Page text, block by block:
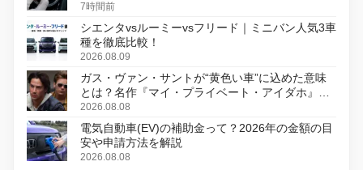
7時間前
シエンタvsルーミーvsフリード｜ミニバン人気3車
種を徹底比較！
2026.08.09
ガス・ヴァン・サントが“黄色い車”に込めた意味
とは？名作『マイ・プライベート・アイダホ』が
初のデジタルリマスター版で復活
2026.08.08
電気自動車(EV)の補助金って？2026年の金額の目
安や申請方法を解説
2026.08.08